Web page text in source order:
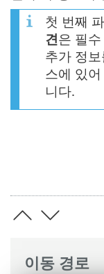
이동 경로
첫 번째
견은 필
추가 정
스에 있어
니다.